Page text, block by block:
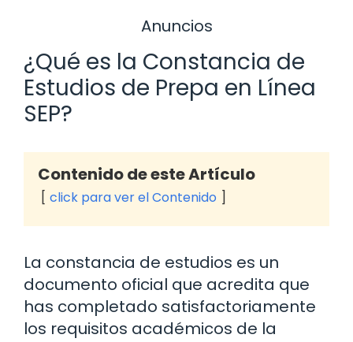
Anuncios
¿Qué es la Constancia de
Estudios de Prepa en Línea
SEP?
Contenido de este Artículo
click para ver el Contenido
La constancia de estudios es un
documento oficial que acredita que
has completado satisfactoriamente
los requisitos académicos de la